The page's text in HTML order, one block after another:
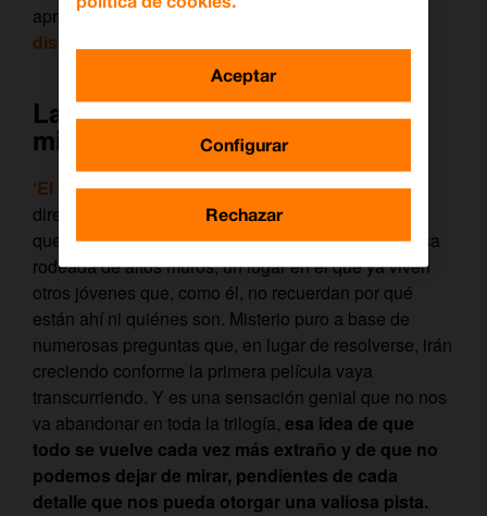
aprovechando que tenemos
disponibles en el videoclub.
La perpetua sensación de
misterio
‘El corredor del laberinto’comienza poniéndonos
directamente en la piel de Thomas, un adolescente
que se despierta en mitad de una gran zona boscosa
rodeada de altos muros, un lugar en el que ya viven
otros jóvenes que, como él, no recuerdan por qué
están ahí ni quiénes son. Misterio puro a base de
numerosas preguntas que, en lugar de resolverse, irán
creciendo conforme la primera película vaya
transcurriendo. Y es una sensación genial que no nos
va abandonar en toda la trilogía, esa idea de que
todo se vuelve cada vez más extraño y de que no
podemos dejar de mirar, pendientes de cada
detalle que nos pueda otorgar una valiosa pista.
Configurar
Rechazar
Aceptar